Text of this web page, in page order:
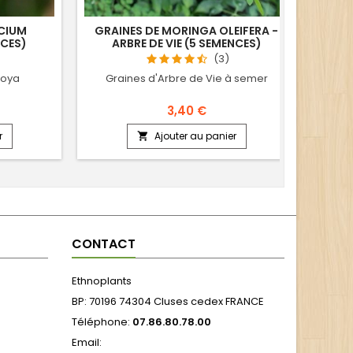
GRAINES DE MORINGA OLEIFERA -
ARBRE DE VIE (5 SEMENCES)
(3)
Graines d'Arbre de Vie à semer
3,40 €
 Ajouter au panier
CONTACT
Ethnoplants
BP: 70196 74304 Cluses cedex FRANCE
Téléphone: 07.86.80.78.00
Email: